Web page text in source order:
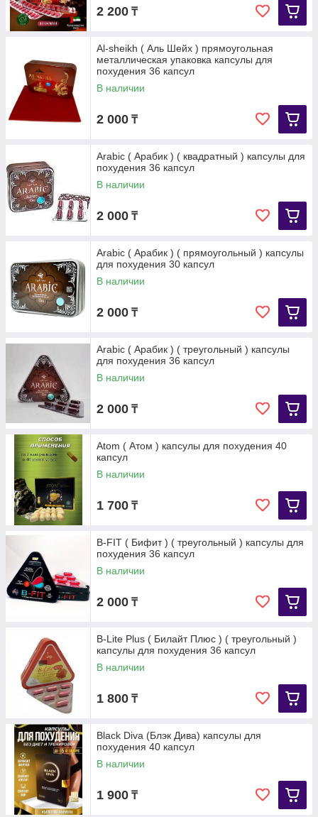
2 200 ₸
Al-sheikh ( Аль Шейх ) прямоугольная
металлическая упаковка капсулы для
похудения 36 капсул
В наличии
2 000 ₸
Arabic ( Арабик ) ( квадратный ) капсулы для
похудения 36 капсул
В наличии
2 000 ₸
Arabic ( Арабик ) ( прямоугольный ) капсулы
для похудения 30 капсул
В наличии
2 000 ₸
Arabic ( Арабик ) ( треугольный ) капсулы
для похудения 36 капсул
В наличии
2 000 ₸
Atom ( Атом ) капсулы для похудения 40
капсул
В наличии
1 700 ₸
B-FIT ( Бифит ) ( треугольный ) капсулы для
похудения 36 капсул
В наличии
2 000 ₸
B-Lite Plus ( Билайт Плюс ) ( треугольный )
капсулы для похудения 36 капсул
В наличии
1 800 ₸
Black Diva (Блэк Дива) капсулы для
похудения 40 капсул
В наличии
1 900 ₸